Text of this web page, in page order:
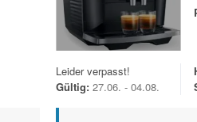
Leider verpasst!
Gültig: 27.06. - 04.08.